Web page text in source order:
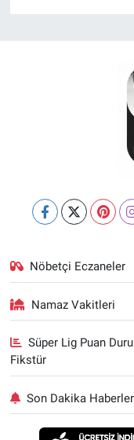
Nöbetçi Eczaneler
Namaz Vakitleri
Süper Lig Puan
Fikstür
Son Dakika